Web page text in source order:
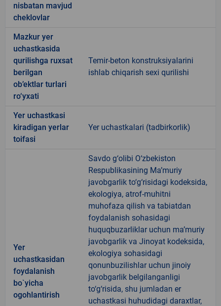
nisbatan mavjud
cheklovlar
Mazkur yer
uchastkasida
qurilishga ruxsat
berilgan
ob’ektlar turlari
ro‘yxati
Temir-beton konstruksiyalarini
ishlab chiqarish sexi qurilishi
Yer uchastkasi
kiradigan yerlar
toifasi
Yer uchastkalari (tadbirkorlik)
Yer
uchastkasidan
foydalanish
bo`yicha
ogohlantirish
Savdo g‘olibi O‘zbekiston
Respublikasining Ma’muriy
javobgarlik to‘g‘risidagi kodeksida,
ekologiya, atrof-muhitni
muhofaza qilish va tabiatdan
foydalanish sohasidagi
huquqbuzarliklar uchun ma’muriy
javobgarlik va Jinoyat kodeksida,
ekologiya sohasidagi
qonunbuzilishlar uchun jinoiy
javobgarlik belgilanganligi
to‘g‘risida, shu jumladan er
uchastkasi huhudidagi daraxtlar,